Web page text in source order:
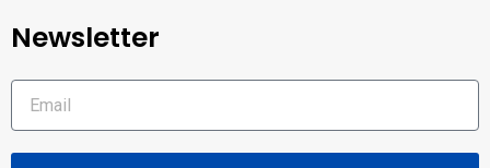
Newsletter